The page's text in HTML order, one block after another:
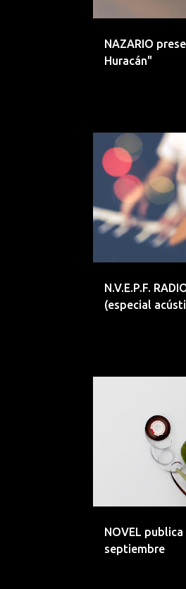
NAZARIO
Huracán"
N.V.E.P.F.
(especial
ACUSTICO
NOVEL
septiembre
INDIE